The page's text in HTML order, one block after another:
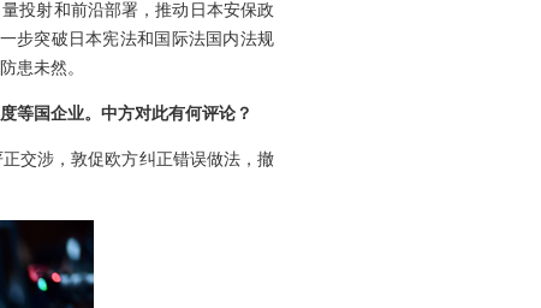
投射和前沿部署，推动日本安保政
步突破日本宪法和国际法国内法规
患未然。
等国企业。中方对此有何评论？
交涉，敦促欧方纠正错误做法，撤